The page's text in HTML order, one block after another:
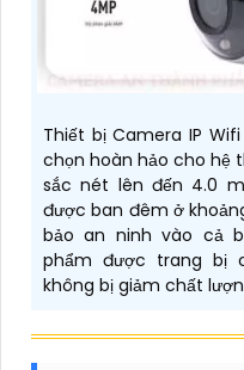
Thiết bị Camera IP Wifi
chọn hoàn hảo cho hệ
sắc nét lên đến 4.0
được ban đêm ở
bảo an ninh vào cả
phẩm được trang bị
không bị giảm chất